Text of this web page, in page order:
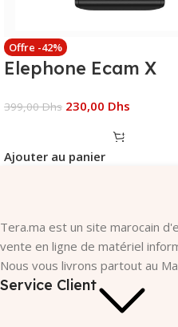
Offre -42%
Elephone Ecam X
399,00Dhs 230,00 Dhs
Ajouter au panier
Tera.ma est un site marocain
vente en ligne de matériel
Nous vous livrons partout au
Service Client